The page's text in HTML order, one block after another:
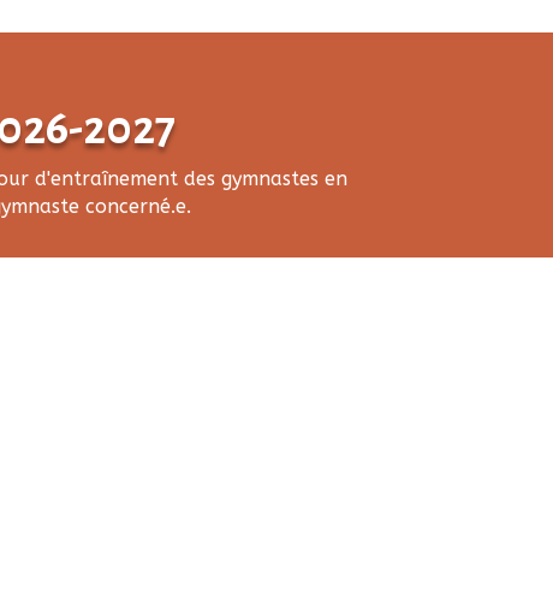
2027
d'entraînement des gymnastes en
concerné.e.